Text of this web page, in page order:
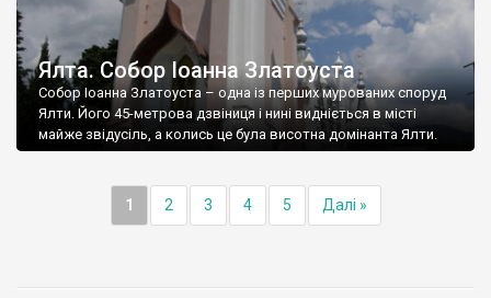
Ялта. Собор Іоанна Златоуста
Собор Іоанна Златоуста – одна із перших мурованих споруд
Ялти. Його 45-метрова дзвіниця і нині видніється в місті
майже звідусіль, а колись це була висотна домінанта Ялти.
1 2 3 4 5 Далі »